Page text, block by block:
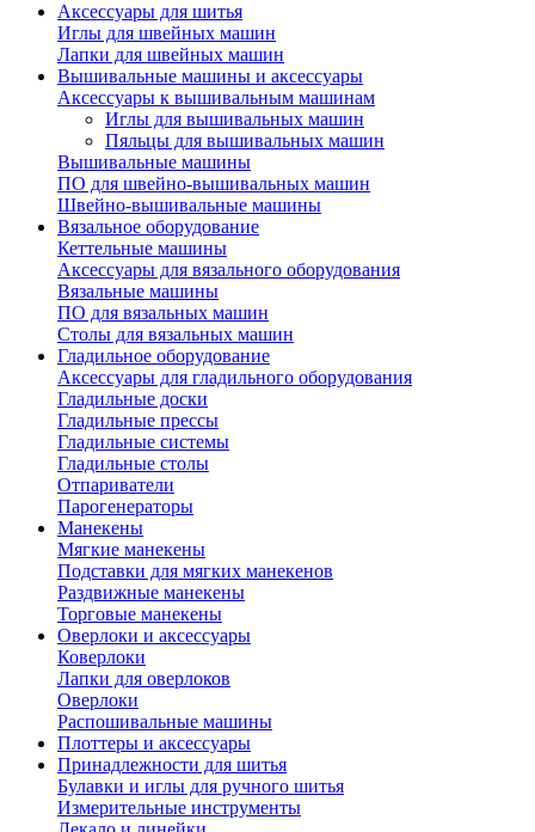
Аксессуары для шитья
Иглы для швейных машин
Лапки для швейных машин
Вышивальные машины и аксессуары
Аксессуары к вышивальным машинам
Иглы для вышивальных машин
Пяльцы для вышивальных машин
Вышивальные машины
ПО для швейно-вышивальных машин
Швейно-вышивальные машины
Вязальное оборудование
Кеттельные машины
Аксессуары для вязального оборудования
Вязальные машины
ПО для вязальных машин
Столы для вязальных машин
Гладильное оборудование
Аксессуары для гладильного оборудования
Гладильные доски
Гладильные прессы
Гладильные системы
Гладильные столы
Отпариватели
Парогенераторы
Манекены
Мягкие манекены
Подставки для мягких манекенов
Раздвижные манекены
Торговые манекены
Оверлоки и аксессуары
Коверлоки
Лапки для оверлоков
Оверлоки
Распошивальные машины
Плоттеры и аксессуары
Принадлежности для шитья
Булавки и иглы для ручного шитья
Измерительные инструменты